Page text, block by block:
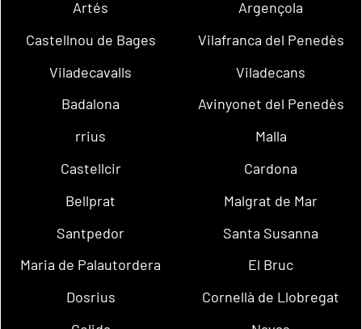
Artés
Argençola
Castellnou de Bages
Vilafranca del Penedès
Viladecavalls
Viladecans
Badalona
Avinyonet del Penedès
rrius
Malla
Castellcir
Cardona
Bellprat
Malgrat de Mar
Santpedor
Santa Susanna
Maria de Palautordera
El Bruc
Dosrius
Cornellà de Llobregat